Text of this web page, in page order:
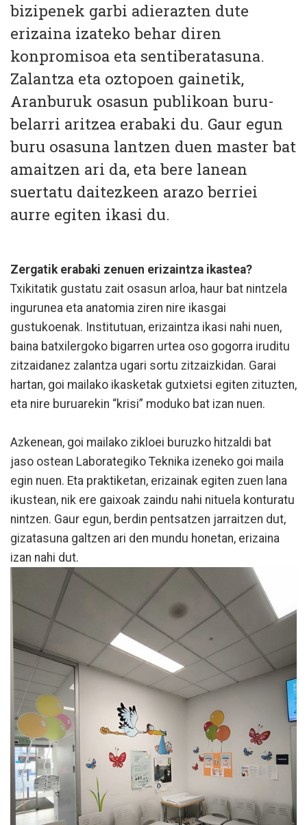
bizipenek garbi adierazten dute
erizaina izateko behar diren
konpromisoa eta sentiberatasuna.
Zalantza eta oztopoen gainetik,
Aranburuk osasun publikoan buru-
belarri aritzea erabaki du. Gaur egun
buru osasuna lantzen duen master bat
amaitzen ari da, eta bere lanean
suertatu daitezkeen arazo berriei
aurre egiten ikasi du.
Zergatik erabaki zenuen erizaintza ikastea?
Txikitatik gustatu zait osasun arloa, haur bat nintzela
ingurunea eta anatomia ziren nire ikasgai
gustukoenak. Institutuan, erizaintza ikasi nahi nuen,
baina batxilergoko bigarren urtea oso gogorra iruditu
zitzaidanez zalantza ugari sortu zitzaizkidan. Garai
hartan, goi mailako ikasketak gutxietsi egiten zituzten,
eta nire buruarekin “krisi” moduko bat izan nuen.
Azkenean, goi mailako zikloei buruzko hitzaldi bat
jaso ostean Laborategiko Teknika izeneko goi maila
egin nuen. Eta praktiketan, erizainak egiten zuen lana
ikustean, nik ere gaixoak zaindu nahi nituela konturatu
nintzen. Gaur egun, berdin pentsatzen jarraitzen dut,
gizatasuna galtzen ari den mundu honetan, erizaina
izan nahi dut.